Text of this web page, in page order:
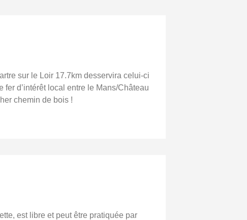
sur le Loir 17.7km desservira celui-ci
d’intérêt local entre le Mans/Château
chemin de bois !
est libre et peut être pratiquée par